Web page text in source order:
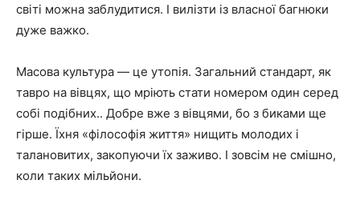
світі можна заблудитися. І вилізти із власної багнюки
дуже важко.
Масова культура ― це утопія. Загальний стандарт, як
тавро на вівцях, що мріють стати номером один серед
собі подібних.. Добре вже з вівцями, бо з биками ще
гірше. Їхня «філософія життя» нищить молодих і
талановитих, закопуючи їх заживо. І зовсім не смішно,
коли таких мільйони.